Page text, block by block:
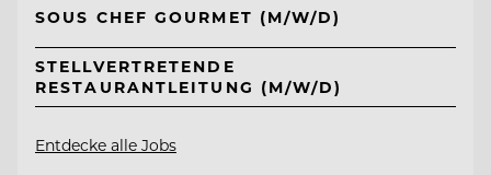
SOUS CHEF GOURMET (M/W/D)
STELLVERTRETENDE
RESTAURANTLEITUNG (M/W/D)
Entdecke alle Jobs